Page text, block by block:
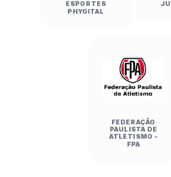
ESPORTES
PHYGITAL
FEDERAÇÃO
PAULISTA DE
ATLETISMO -
FPA